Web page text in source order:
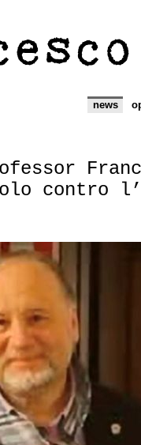
news
contro